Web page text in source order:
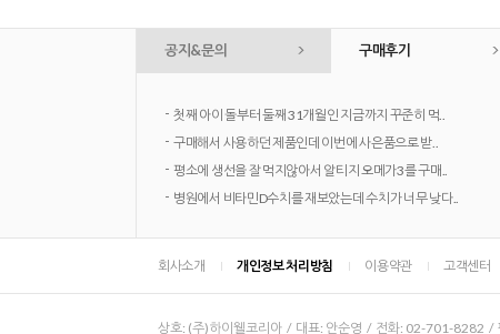
공지&문의 구매후기
- 첫째 아이 돌부터 둘째 31개월인 지금까지 꾸준히 먹..
- 구매해서 사용하던 제품인데 이번에 사은품으로 받..
- 평소에 생선을 잘 먹지않아서 알티지 오메가3를 구매..
- 병원에서 비타민D수치를 재보았는데 수치가 너무 낮다..
회사소개 개인정보 처리방침 이용약관 고객센터
상호: (주)하이웰코리아 / 대표: 안순영 / 전화: 02-701-8282